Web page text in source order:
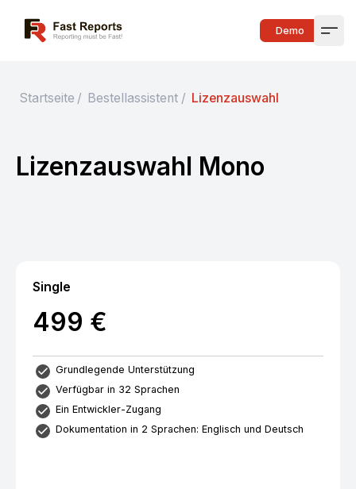
Fast Reports Demo
Startseite / Bestellassistent / Lizenzauswahl
Lizenzauswahl Mono
Single
499 €
Grundlegende Unterstützung
Verfügbar in 32 Sprachen
Ein Entwickler-Zugang
Dokumentation in 2 Sprachen: Englisch und Deutsch